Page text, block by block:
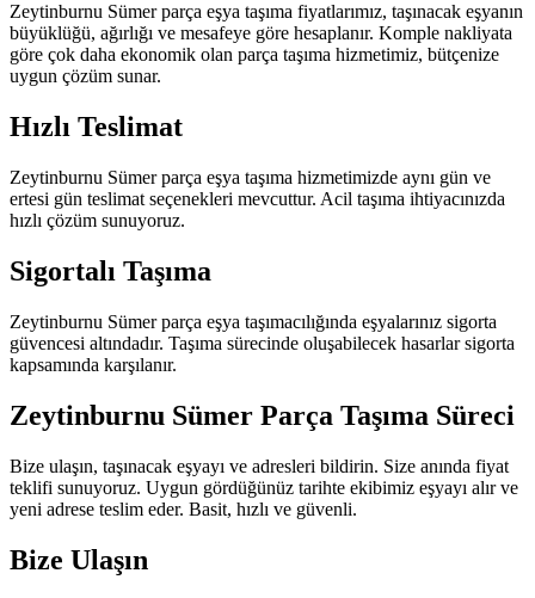
Zeytinburnu Sümer parça eşya taşıma fiyatlarımız, taşınacak eşyanın
büyüklüğü, ağırlığı ve mesafeye göre hesaplanır. Komple nakliyata
göre çok daha ekonomik olan parça taşıma hizmetimiz, bütçenize
uygun çözüm sunar.
Hızlı Teslimat
Zeytinburnu Sümer parça eşya taşıma hizmetimizde aynı gün ve
ertesi gün teslimat seçenekleri mevcuttur. Acil taşıma ihtiyacınızda
hızlı çözüm sunuyoruz.
Sigortalı Taşıma
Zeytinburnu Sümer parça eşya taşımacılığında eşyalarınız sigorta
güvencesi altındadır. Taşıma sürecinde oluşabilecek hasarlar sigorta
kapsamında karşılanır.
Zeytinburnu Sümer Parça Taşıma Süreci
Bize ulaşın, taşınacak eşyayı ve adresleri bildirin. Size anında fiyat
teklifi sunuyoruz. Uygun gördüğünüz tarihte ekibimiz eşyayı alır ve
yeni adrese teslim eder. Basit, hızlı ve güvenli.
Bize Ulaşın